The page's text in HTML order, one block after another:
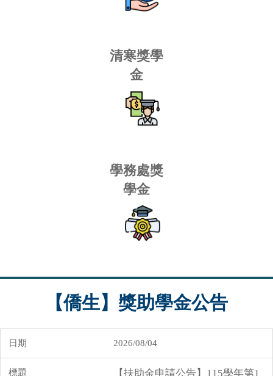
清寒獎學
金
學務處獎
學金
【僑生】獎助學金公告
2026/08/04
【扶助金申請公告】115學年第1